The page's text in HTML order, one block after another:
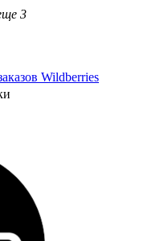
3
Wildberries